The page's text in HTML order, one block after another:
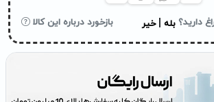
دارید؟ بله خیر بازخورد درباره این کالا